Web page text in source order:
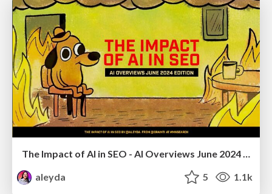
The Impact of AI in SEO - AI Overviews June 2024 Edition
aleyda
5 1.1k